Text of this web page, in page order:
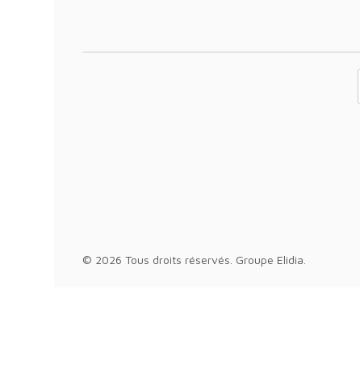
© 2026 Tous droits réservés. Groupe Elidia